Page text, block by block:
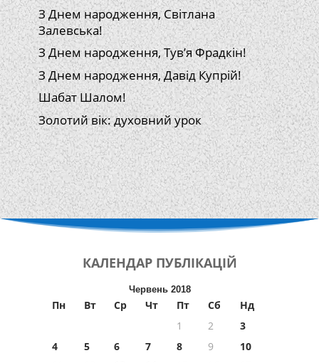
З Днем народження, Світлана
Залевська!
З Днем народження, Тув’я Фрадкін!
З Днем народження, Давід Купрій!
Шабат Шалом!
Золотий вік: духовний урок
КАЛЕНДАР ПУБЛІКАЦІЙ
Червень 2018
Пн Вт Ср Чт Пт Сб
Нд
1
2
3
4
5 6 7 8 9
10